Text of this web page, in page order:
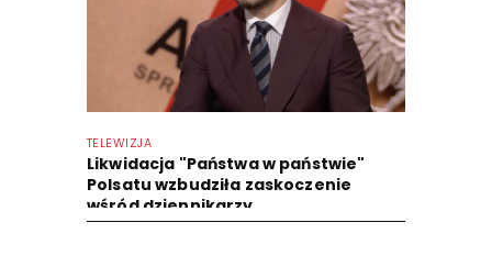
TELEWIZJA
Likwidacja "Państwa w państwie"
Polsatu wzbudziła zaskoczenie
wśród dziennikarzy